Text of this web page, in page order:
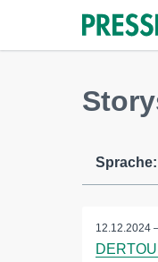
Sprache:
12.12.2024